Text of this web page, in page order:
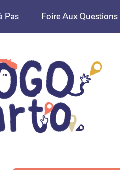
Pas Foire Aux Questions